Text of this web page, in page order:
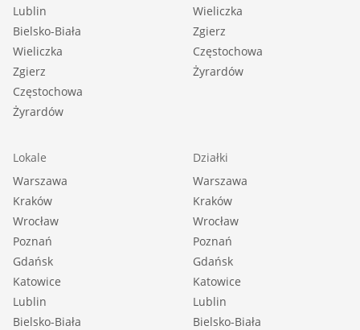
Lublin
Bielsko-Biała
Wieliczka
Zgierz
Częstochowa
Żyrardów
Wieliczka
Zgierz
Częstochowa
Żyrardów
Lokale
Warszawa
Kraków
Wrocław
Poznań
Gdańsk
Katowice
Lublin
Bielsko-Biała
Działki
Warszawa
Kraków
Wrocław
Poznań
Gdańsk
Katowice
Lublin
Bielsko-Biała